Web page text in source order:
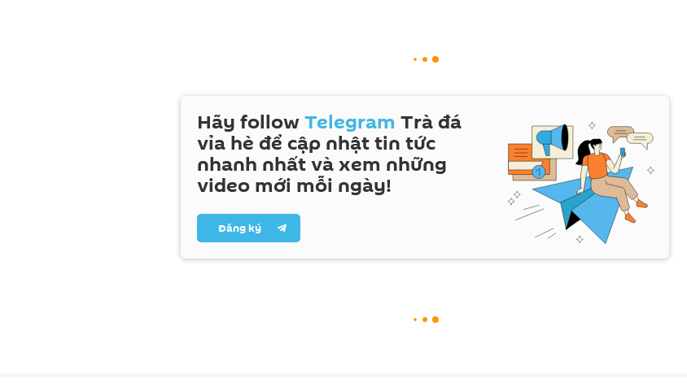
Hãy followTelegram Trà đá
vỉa hè để cập nhật tin tức
nhanh nhất và xem những
video mới mỗi ngày!
Đăng ký